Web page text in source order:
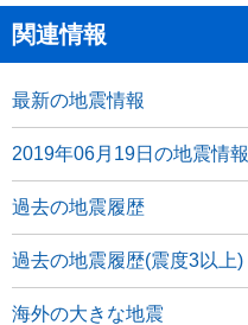
関連情報
最新の地震情報
2019年06月19日の地震情報
過去の地震履歴
過去の地震履歴(震度3以上)
海外の大きな地震